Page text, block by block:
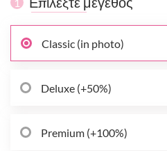
Classic (in photo)
Deluxe (+50%)
Premium (+100%)